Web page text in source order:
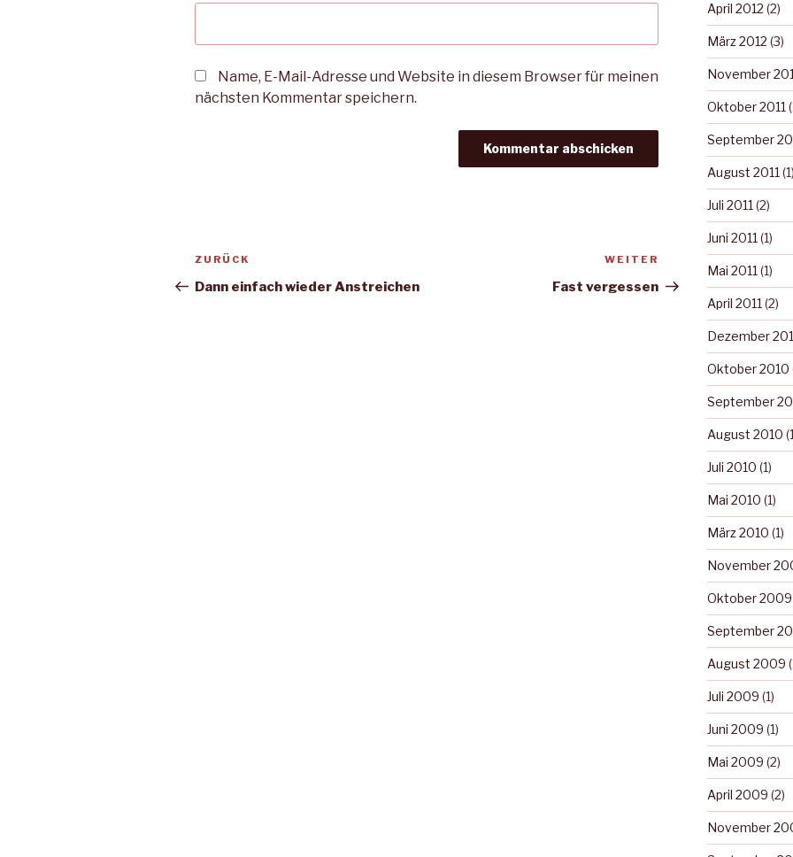
Name, E-Mail-Adresse und Website in diesem Browser für meinen
nächsten Kommentar speichern.
Beitragsnavigation
Vorheriger
Beitrag
ZURÜCK
Dann einfach wieder Anstreichen
Nächster
Beitrag
WEITER
Fast vergessen
April 2012 (2)
März 2012 (3)
November
Oktober 2011
September
August 2011 (1)
Juli 2011 (2)
Juni 2011 (1)
Mai 2011 (1)
April 2011 (2)
Dezember
Oktober 2010
September
August 2010
Juli 2010 (1)
Mai 2010 (1)
März 2010 (1)
November
Oktober 2009
September
August 2009
Juli 2009 (1)
Juni 2009 (1)
Mai 2009 (2)
April 2009 (2)
November